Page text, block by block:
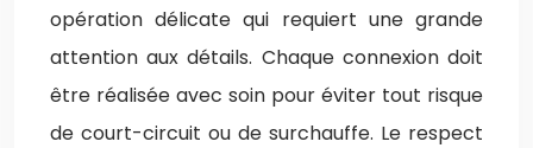
opération délicate qui requiert une grande
attention aux détails. Chaque connexion doit
être réalisée avec soin pour éviter tout risque
de court-circuit ou de surchauffe. Le respect